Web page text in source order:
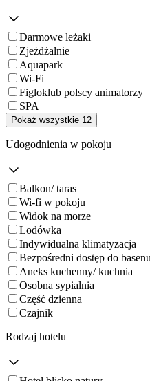
Darmowe leżaki
Zjeżdżalnie
Aquapark
Wi-Fi
Figloklub polscy animatorzy
SPA
Pokaż wszystkie 12
Udogodnienia w pokoju
Balkon/ taras
Wi-fi w pokoju
Widok na morze
Lodówka
Indywidualna klimatyzacja
Bezpośredni dostęp do basenu
Aneks kuchenny/ kuchnia
Osobna sypialnia
Część dzienna
Czajnik
Rodzaj hotelu